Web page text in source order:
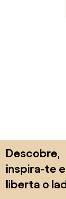
Descobre,
inspira-te e
liberta o